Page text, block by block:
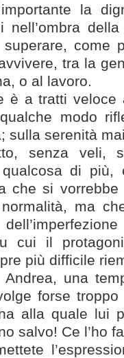
la
nell’ombra
come
tra la
o al lavoro.
è a tratti
modo
sulla serenità
senza veli,
di più,
che si vorrebbe
ma
cui il
più difficile
una
forse troppo
alla quale lui
salvo! Ce l’ho